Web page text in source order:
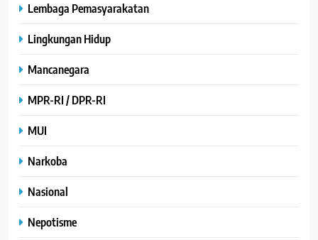
Lembaga Pemasyarakatan
Lingkungan Hidup
Mancanegara
MPR-RI / DPR-RI
MUI
Narkoba
Nasional
Nepotisme